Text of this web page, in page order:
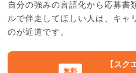
自分の強みの言語化から応募書
ルで伴走してほしい人は、キャ
のが近道です。
【スク